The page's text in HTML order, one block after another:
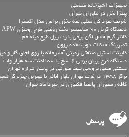
تجهیزات آشپزخانه صنعتی
پیتزا نخل در نیاوران تهران
شربت سرد کن هتلی سه مخزن براس مدل اکسترا
دستگاه گریل 90 سانتیمتر تخت روغنی طرح رومیزی APW
کانتر گرم شش لگن برقی با رف ریل طرح میله خم
تمپرینگ شکلات ذوب شده روون
کابینت استیل صنعتی زمینی آشپزخانه با روی اجاق گاز و میز
دستگاه مرغ بریان برقی 6 سیخ با سه المنت سه هزار وات
بستنی قیفی فروشی قیف صورتی در پاساژ تیراژه تهران
برگر 1358 در غرب تهران بلوار اباذر با بهترین چیزبرگر همبرگر ذغالی
کافه رستوران پاستا فکتوری در میرداماد تهران
پرسش